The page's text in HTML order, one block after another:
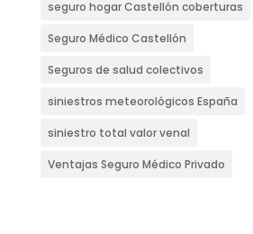
seguro hogar Castellón coberturas
Seguro Médico Castellón
Seguros de salud colectivos
siniestros meteorológicos España
siniestro total valor venal
Ventajas Seguro Médico Privado